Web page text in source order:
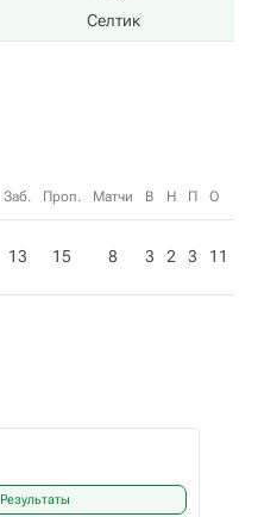
Селтик
Заб. Проп. Матчи В Н П О
13 15 8 3 2 3 11
Результаты